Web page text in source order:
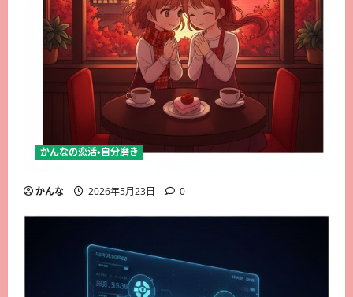
かんなの恋活・自分磨き
かんな 2026年5月23日 0